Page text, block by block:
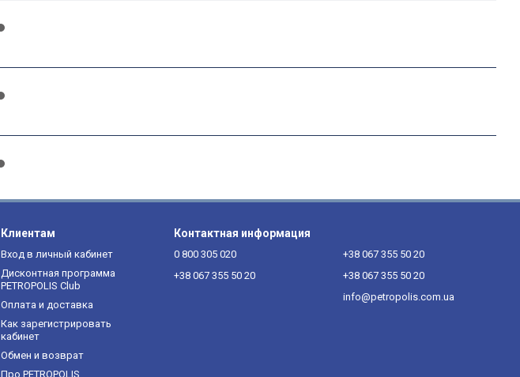
Клиентам
Вход в личный кабинет
Дисконтная программа
PETROPOLIS Club
Оплата и доставка
Как зарегистрировать
кабинет
Обмен и возврат
Про PETROPOLIS
Контактная информация
0 800 305 020
+38 067 355 50 20
+38 067 355 50 20
+38 067 355 50 20
info@petropolis.com.ua